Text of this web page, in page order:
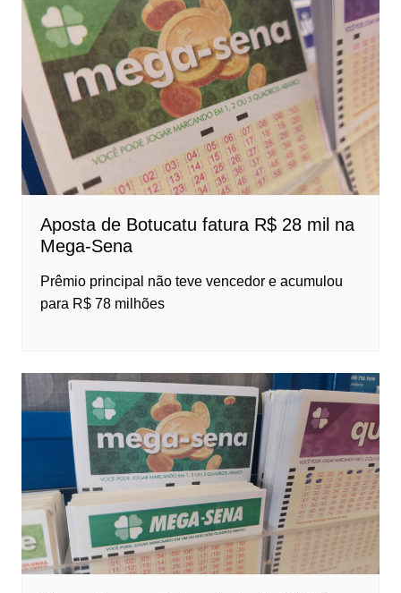
Aposta de Botucatu fatura R$ 28 mil na
Mega-Sena
Prêmio principal não teve vencedor e acumulou
para R$ 78 milhões